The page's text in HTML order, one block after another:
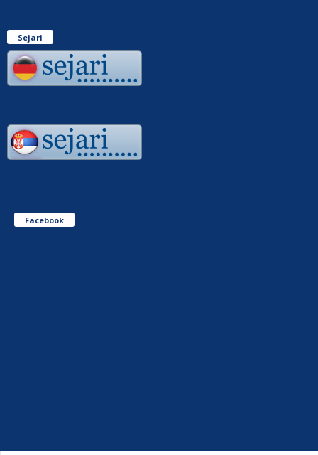
Sejari
Facebook